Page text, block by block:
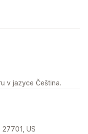
v jazyce Čeština.
US